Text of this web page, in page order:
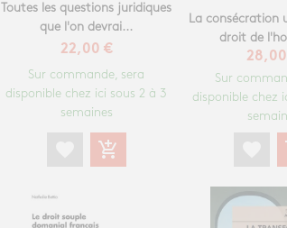
Toutes les questions juridiques
que l'on devrai...
22,00 €
Sur commande, sera
disponible chez ici sous 2 à 3
semaines
add_shopping_cart
La consécration
droit de
Sur
disponible chez